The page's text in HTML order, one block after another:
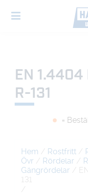
EN 1.4404
R-131
=
Hem / Rostfritt /
Övr / Rördelar /
Gängrördelar /
131
/